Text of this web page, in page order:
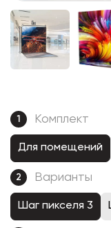
1 Комплект
Для помещений
2 Варианты
Шаг пикселя 3